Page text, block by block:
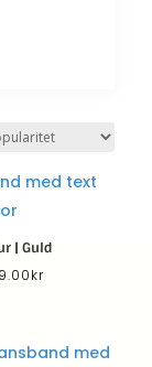
| Guld
kr